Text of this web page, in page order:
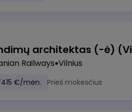
architektas (-ė)
Railways Vilnius
€/mėn. Prieš mokesčius